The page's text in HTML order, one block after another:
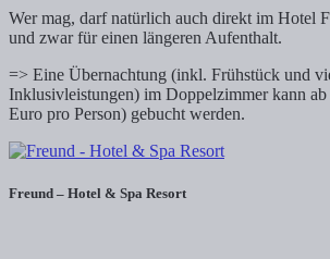
Wer mag, darf natürlich auch direkt im Hotel
und zwar für einen längeren Aufenthalt.
=> Eine Übernachtung (inkl. Frühstück und
Inklusivleistungen) im Doppelzimmer kann
Euro pro Person) gebucht werden.
Freund – Hotel & Spa Resort